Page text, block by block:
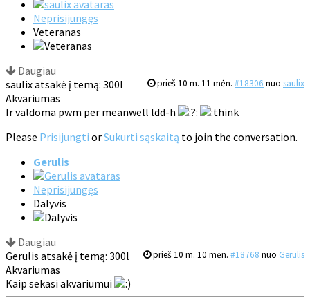
Neprisijungęs
Veteranas
Daugiau
prieš 10 m. 11 mėn. #18306 nuo saulix
saulix atsakė į temą: 300l
Akvariumas
Ir valdoma pwm per meanwell ldd-h
:
Please Prisijungti orSukurti sąskaitą to join the conversation.
Gerulis
Neprisijungęs
Dalyvis
Daugiau
prieš 10 m. 10 mėn. #18768 nuo Gerulis
Gerulis atsakė į temą: 300l
Akvariumas
Kaip sekasi akvariumui